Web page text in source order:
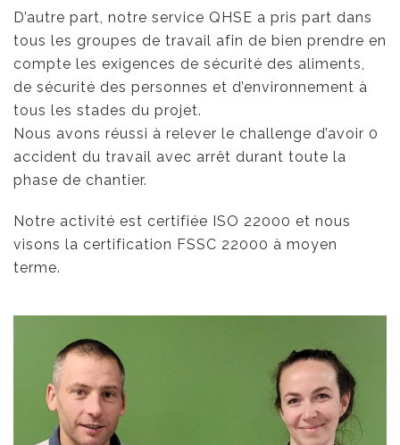
D’autre part, notre service QHSE a pris part dans
tous les groupes de travail afin de bien prendre en
compte les exigences de sécurité des aliments,
de sécurité des personnes et d’environnement à
tous les stades du projet.
Nous avons réussi à relever le challenge d’avoir 0
accident du travail avec arrêt durant toute la
phase de chantier.
Notre activité est certifiée ISO 22000 et nous
visons la certification FSSC 22000 à moyen
terme.